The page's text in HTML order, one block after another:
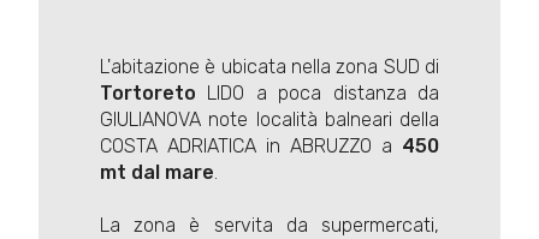
L'abitazione è ubicata nella zona SUD di
Tortoreto LIDO a poca distanza da
GIULIANOVA note località balneari della
COSTA ADRIATICA in ABRUZZO a 450
mt dal mare.
La zona è servita da supermercati,